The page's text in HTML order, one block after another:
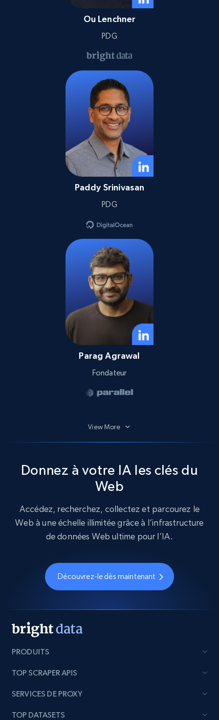
Ou Lenchner
PDG
Paddy Srinivasan
PDG
Parag Agrawal
Fondateur
View More
Donnez à votre IA les clés du
Web
Accédez, recherchez, collectez et parcourez le
Web à une échelle illimitée grâce à l’infrastructure
de données Web ultime pour l’IA.
Découvrez-le dès maintenant
PRODUITS
TOP SCRAPER APIS
SERVICES DE PROXY
TOP DATASETS